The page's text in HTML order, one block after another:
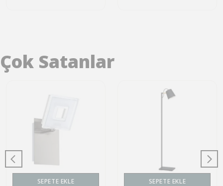
Çok Satanlar
SEPETE EKLE SEPETE EKLE